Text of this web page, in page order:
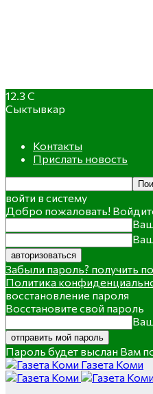
12.3 C
Сыктывкар
Контакты
Прислать новость
войти в систему
Добро пожаловать!
Забыли пароль? получить
Политика
восстановление пароля
Восстановите свой пароль
Пароль будет выслан Вам
Газета Коми